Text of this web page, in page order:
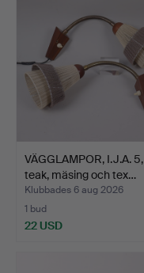
VÄGGLAMPOR, I.J.A. 5,
teak, mäsing och tex…
Klubbades 6 aug 2026
1 bud
22 USD